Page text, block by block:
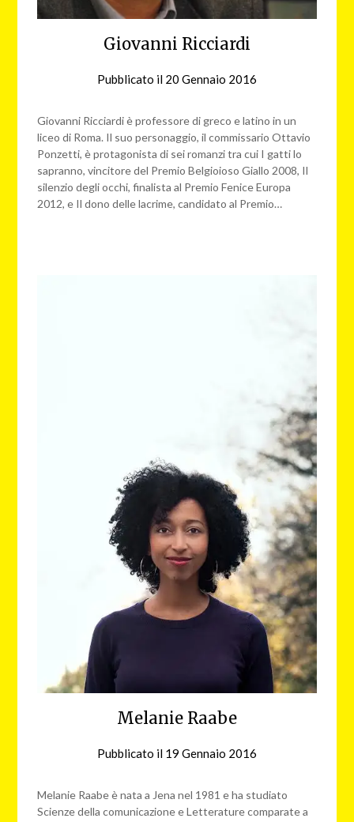
Giovanni Ricciardi
Pubblicato il 20 Gennaio 2016
web
Giovanni Ricciardi è professore di greco e latino in un
liceo di Roma. Il suo personaggio, il commissario Ottavio
Ponzetti, è protagonista di sei romanzi tra cui I gatti lo
sapranno, vincitore del Premio Belgioioso Giallo 2008, Il
silenzio degli occhi, finalista al Premio Fenice Europa
2012, e Il dono delle lacrime, candidato al Premio…
Melanie Raabe
Pubblicato il 19 Gennaio 2016
web
Melanie Raabe è nata a Jena nel 1981 e ha studiato
Scienze della comunicazione e Letterature comparate a